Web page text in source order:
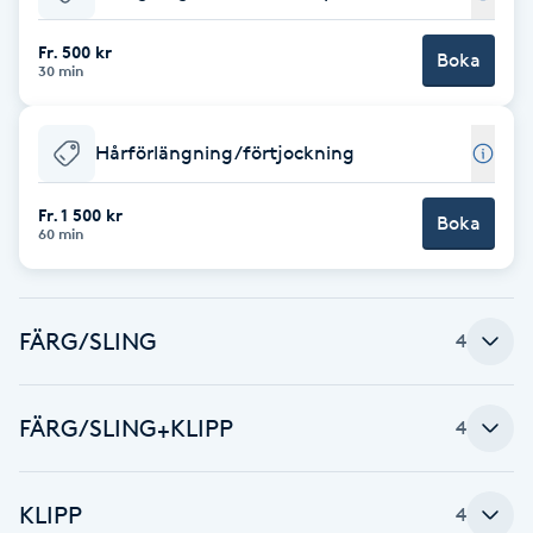
Babylights
Balayage
Barber
Blowout
Bottenfärg
Fr. 500 kr
30 min Boka
Hårförlängning/förtjockning
Fr. 1 500 kr
60 min Boka
FÄRG/SLING 4
FÄRG/SLING+KLIPP 4
KLIPP 4